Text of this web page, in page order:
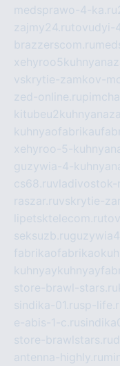
medsprawo-4-ka.ru
zajmy24.rutovudyi-
brazzerscom.ru
vskrytie-zamkov-
zed-online.ru
xehyroo-5-
guzywia-4-
cs68.ruvladivostok-
raszar.ruvskrytie-
lipetsktelecom.ru
seksuzb.ru
store-brawl-stars.ru
sindika-01.rusp-
e-abis-1-c.ru
store-brawlstars.ru
antenna-highly.ru